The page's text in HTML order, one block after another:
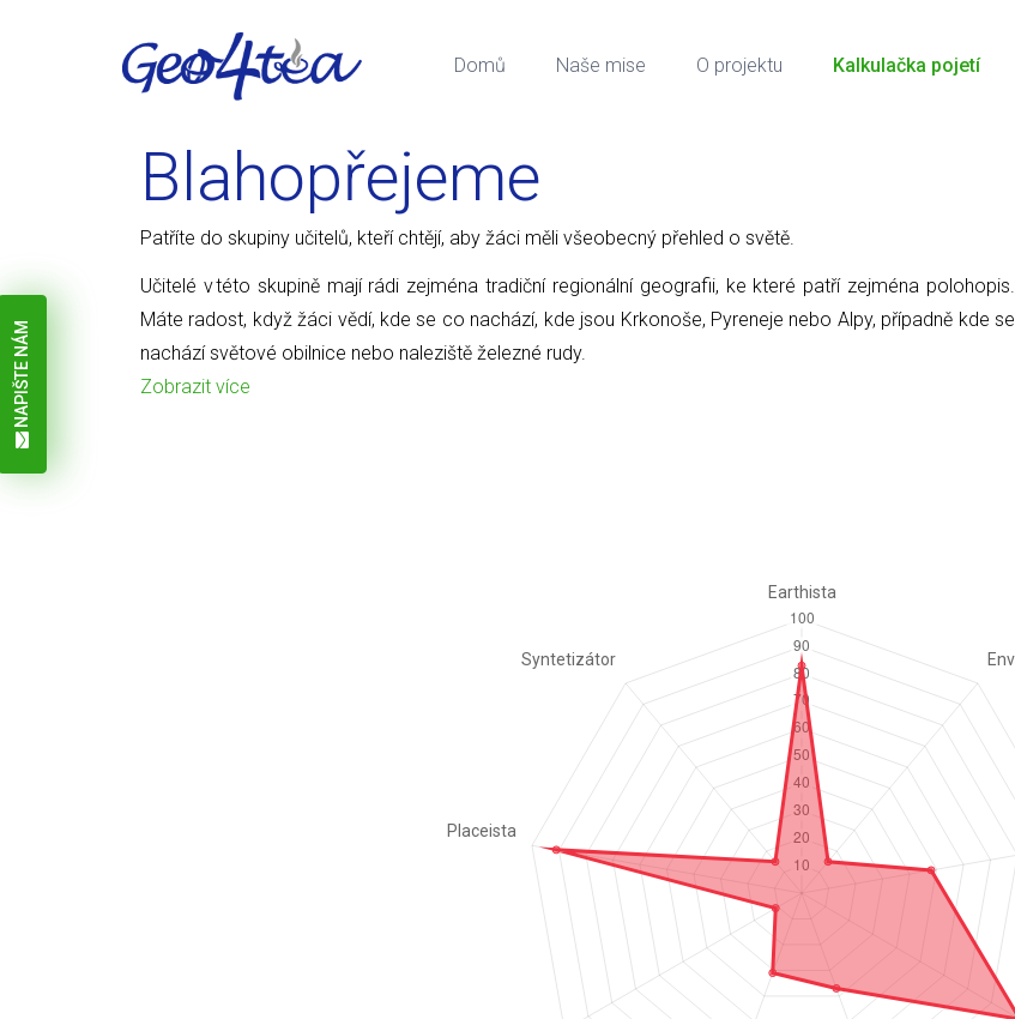
Domů Naše mise O projektu Kalkulačka pojetí
NAPIŠTE NÁM
Blahopřejeme
Patříte do skupiny učitelů, kteří chtějí, aby žáci měli všeobecný přehled o světě.
Učitelé v této skupině mají rádi zejména tradiční regionální geografii, ke které patří zejména polohopis.
Máte radost, když žáci vědí, kde se co nachází, kde jsou Krkonoše, Pyreneje nebo Alpy, případně kde se
nachází světové obilnice nebo naleziště železné rudy.
Zobrazit více